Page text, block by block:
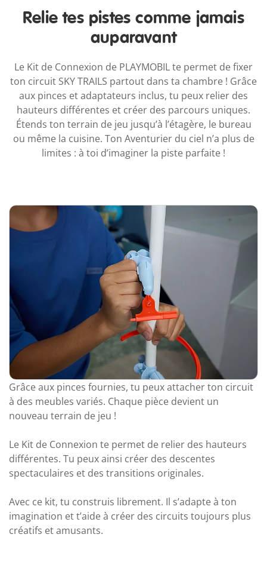
Relie tes pistes comme jamais
auparavant
Le Kit de Connexion de PLAYMOBIL te permet de fixer
ton circuit SKY TRAILS partout dans ta chambre ! Grâce
aux pinces et adaptateurs inclus, tu peux relier des
hauteurs différentes et créer des parcours uniques.
Étends ton terrain de jeu jusqu’à l’étagère, le bureau
ou même la cuisine. Ton Aventurier du ciel n’a plus de
limites : à toi d’imaginer la piste parfaite !
Grâce aux pinces fournies, tu peux attacher ton circuit
à des meubles variés. Chaque pièce devient un
nouveau terrain de jeu !
Le Kit de Connexion te permet de relier des hauteurs
différentes. Tu peux ainsi créer des descentes
spectaculaires et des transitions originales.
Avec ce kit, tu construis librement. Il s’adapte à ton
imagination et t’aide à créer des circuits toujours plus
créatifs et amusants.